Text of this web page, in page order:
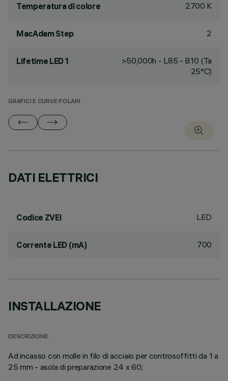
Temperatura di colore 2700 K
MacAdam Step 2
Lifetime LED 1
>50,000h - L85 - B10 (Ta
25°C)
GRAFICI E CURVE POLARI
DATI ELETTRICI
Codice ZVEI LED
Corrente LED (mA) 700
INSTALLAZIONE
DESCRIZIONE
Ad incasso con molle in filo di acciaio per controsoffitti da 1 a
25 mm - asola di preparazione 24 x 60;